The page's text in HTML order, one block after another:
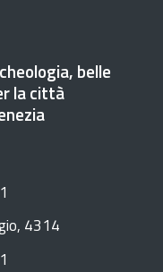
belle
la città
4314